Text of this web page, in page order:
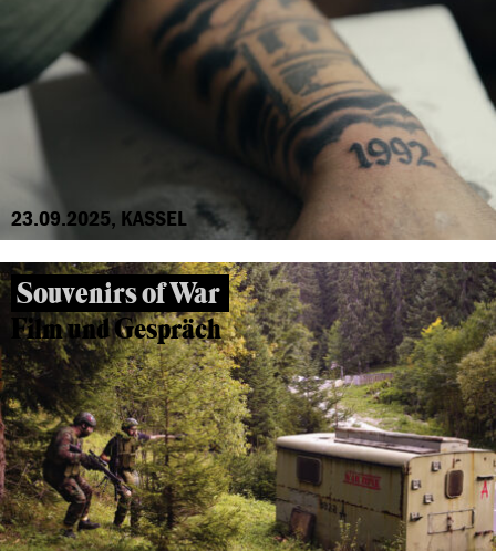
23.09.2025, KASSEL
Souvenirs of War
Film und Gespräch